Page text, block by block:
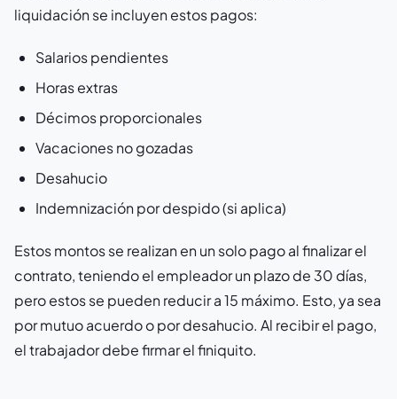
liquidación se incluyen estos pagos:
Salarios pendientes
Horas extras
Décimos proporcionales
Vacaciones no gozadas
Desahucio
Indemnización por despido (si aplica)
Estos montos se realizan en un solo pago al finalizar el
contrato, teniendo el empleador un plazo de 30 días,
pero estos se pueden reducir a 15 máximo. Esto, ya sea
por mutuo acuerdo o por desahucio. Al recibir el pago,
el trabajador debe firmar el finiquito.